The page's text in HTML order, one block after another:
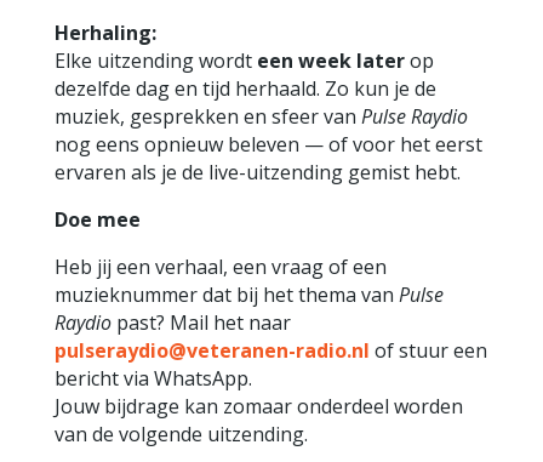
Herhaling:
Elke uitzending wordt een week laterop
dezelfde dag en tijd herhaald. Zo kun je de
muziek, gesprekken en sfeer van Pulse Raydio
nog eens opnieuw beleven — of voor het eerst
ervaren als je de live-uitzending gemist hebt.
Doe mee
Heb jij een verhaal, een vraag of een
muzieknummer dat bij het thema van Pulse
Raydiopast? Mail het naar
pulseraydio@veteranen-radio.nl of stuur een
bericht via WhatsApp.
Jouw bijdrage kan zomaar onderdeel worden
van de volgende uitzending.